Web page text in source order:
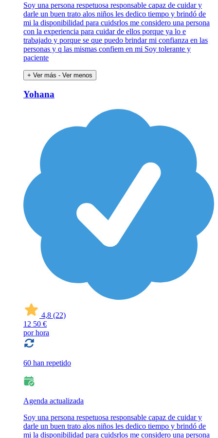
Soy una persona respetuosa responsable capaz de cuidar y
darle un buen trato alos niños les dedico tiempo y brindó de
mi la disponibilidad para cuidsrlos me considero una persona
con la experiencia para cuidar de ellos porque ya lo e
trabajado y porque se que puedo brindar mi confianza en las
personas y q las mismas confiem en mi Soy tolerante y
paciente
+ Ver más - Ver menos
Yohana
4,8 (22)
12 50 €
por hora
60 han repetido
Agenda actualizada
Soy una persona respetuosa responsable capaz de cuidar y
darle un buen trato alos niños les dedico tiempo y brindó de
mi la disponibilidad para cuidsrlos me considero una persona